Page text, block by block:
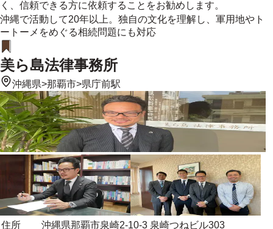
く、信頼できる方に依頼することをお勧めします。
沖縄で活動して20年以上。独自の文化を理解し、軍用地やト
ートーメをめぐる相続問題にも対応
美ら島法律事務所
沖縄県>那覇市>県庁前駅
住所 沖縄県那覇市泉崎2-10-3 泉崎つねビル303